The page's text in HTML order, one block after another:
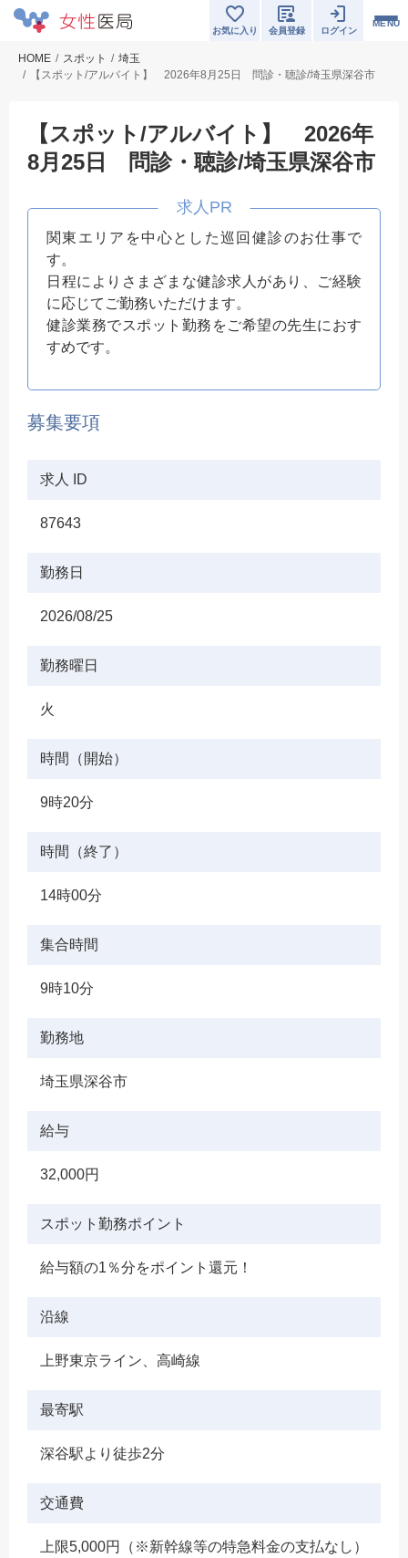
MENU
お気に入り 会員登録 ログイン
HOME スポット
埼玉
【スポット/アルバイト】 2026年8月25日 問診・聴診/埼玉県深谷市
【スポット/アルバイト】 2026年
8月25日 問診・聴診/埼玉県深谷市
関東エリアを中心とした巡回健診のお仕事で
す。
日程によりさまざまな健診求人があり、ご経験
に応じてご勤務いただけます。
健診業務でスポット勤務をご希望の先生におす
すめです。
募集要項
求人 ID
87643
勤務日
2026/08/25
勤務曜日
火
時間（開始）
9時20分
時間（終了）
14時00分
集合時間
9時10分
勤務地
埼玉県深谷市
給与
32,000円
スポット勤務ポイント
給与額の1％分をポイント還元！
沿線
上野東京ライン、高崎線
最寄駅
深谷駅より徒歩2分
交通費
上限5,000円（※新幹線等の特急料金の支払なし）